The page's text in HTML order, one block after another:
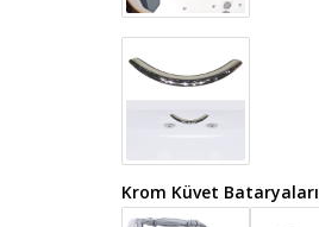
Krom Küvet Bataryaları